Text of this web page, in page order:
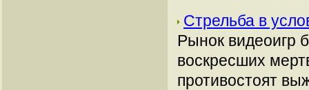
Стрельба в
Рынок видеоигр
воскресших
противостоят